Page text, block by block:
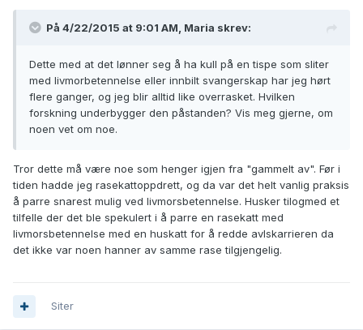
På 4/22/2015 at 9:01 AM, Maria skrev:
Dette med at det lønner seg å ha kull på en tispe som sliter
med livmorbetennelse eller innbilt svangerskap har jeg hørt
flere ganger, og jeg blir alltid like overrasket. Hvilken
forskning underbygger den påstanden? Vis meg gjerne, om
noen vet om noe.
Tror dette må være noe som henger igjen fra "gammelt av". Før i
tiden hadde jeg rasekattoppdrett, og da var det helt vanlig praksis
å parre snarest mulig ved livmorsbetennelse. Husker tilogmed et
tilfelle der det ble spekulert i å parre en rasekatt med
livmorsbetennelse med en huskatt for å redde avlskarrieren da
det ikke var noen hanner av samme rase tilgjengelig.
Siter